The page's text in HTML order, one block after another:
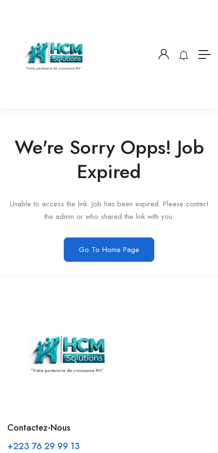
We're Sorry Opps! Job
Expired
Unable to access the link. Job has been expired. Please contact
the admin or who shared the link with you.
Go To Home Page
Contactez-Nous
+223 76 29 99 13